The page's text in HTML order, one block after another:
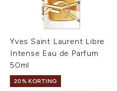
Yves Saint Laurent Libre
Intense Eau de Parfum
50ml
20% KORTING